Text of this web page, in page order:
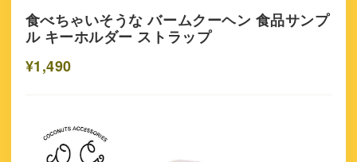
食べちゃいそうな バームクーヘン 食品サンプ
ル キーホルダー ストラップ
¥1,490